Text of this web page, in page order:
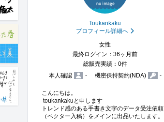
Toukankaku
プロフィール詳細へ
女性
最終ログイン：36ヶ月前
総販売実績：0件
本人確認
- 機密保持契約(NDA) -
こんにちは。
トレンド感のある手書き文字のデータ受注依頼
（ベクター入稿）をメインに出品いたします。